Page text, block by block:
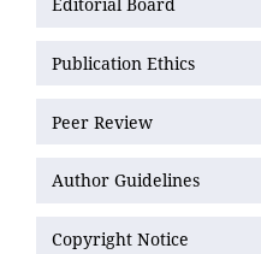
Editorial Board
Publication Ethics
Peer Review
Author Guidelines
Copyright Notice